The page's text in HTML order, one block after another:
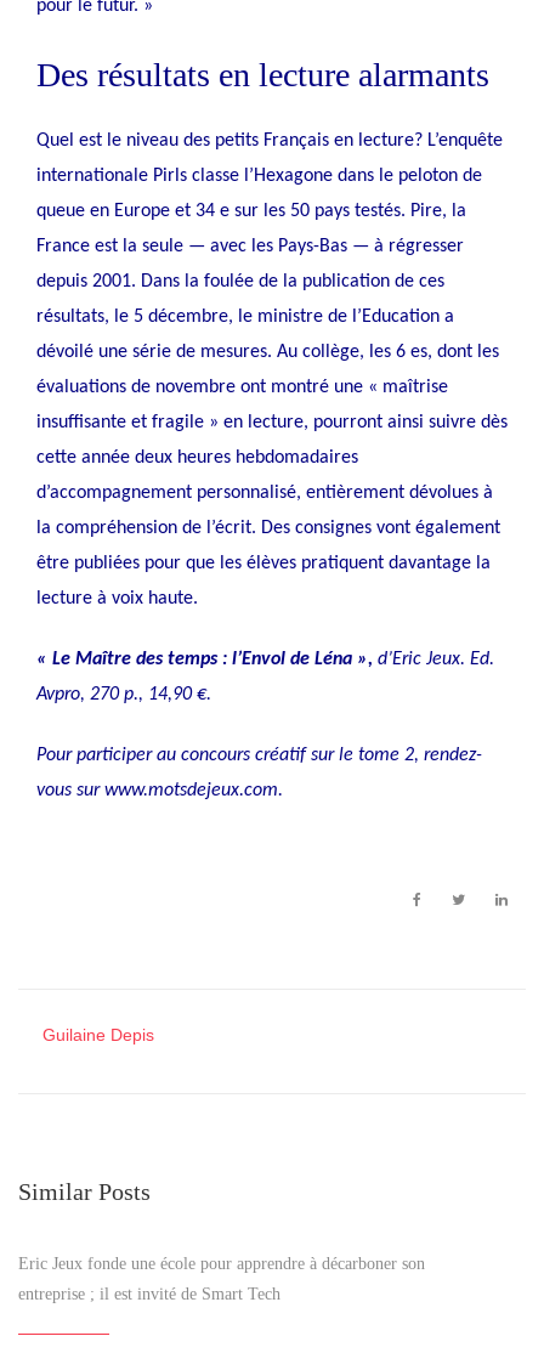
pour le futur. »
Des résultats en lecture alarmants
Quel est le niveau des petits Français en lecture? L’enquête
internationale Pirls classe l’Hexagone dans le peloton de
queue en Europe et 34 e sur les 50 pays testés. Pire, la
France est la seule — avec les Pays-Bas — à régresser
depuis 2001. Dans la foulée de la publication de ces
résultats, le 5 décembre, le ministre de l’Education a
dévoilé une série de mesures. Au collège, les 6 es, dont les
évaluations de novembre ont montré une « maîtrise
insuffisante et fragile » en lecture, pourront ainsi suivre dès
cette année deux heures hebdomadaires
d’accompagnement personnalisé, entièrement dévolues à
la compréhension de l’écrit. Des consignes vont également
être publiées pour que les élèves pratiquent davantage la
lecture à voix haute.
« Le Maître des temps : l’Envol de Léna », d’Eric Jeux. Ed.
Avpro, 270 p., 14,90 €.
Pour participer au concours créatif sur le tome 2, rendez-
vous surwww.motsdejeux.com.
Guilaine Depis
Similar Posts
Eric Jeux fonde une école pour apprendre à décarboner son
entreprise ; il est invité de Smart Tech